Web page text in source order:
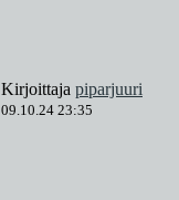
Kirjoittaja piparjuuri
09.10.24 23:35